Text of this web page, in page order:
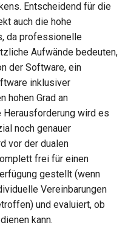
Entscheidend für die
auch die hohe
da professionelle
Aufwände bedeuten,
der Software, ein
inklusiver
hohen Grad an
wird es
noch genauer
vor der dualen
frei für einen
gestellt (wenn
Vereinbarungen
und evaluiert, ob
kann.